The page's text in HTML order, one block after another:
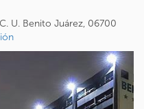
U. Benito Juárez, 06700